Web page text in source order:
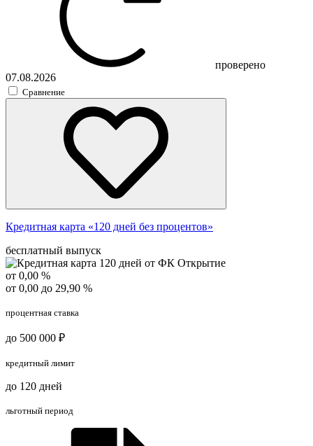
проверено
07.08.2026
Сравнение
Кредитная карта «120 дней без процентов»
бесплатный выпуск
от 0,00 %
от 0,00 до 29,90 %
процентная ставка
до 500 000 ₽
кредитный лимит
до 120 дней
льготный период